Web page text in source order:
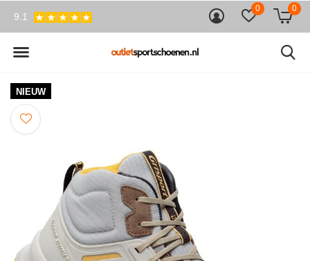
0 0
9.1
NIEUW